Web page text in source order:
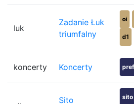
luk
Zadanie Łuk
triumfalny
oi
d1
koncerty Koncerty pref
Sito
sito